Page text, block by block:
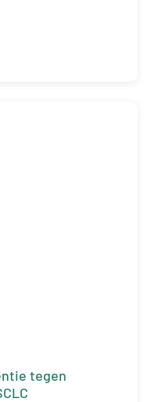
tegen